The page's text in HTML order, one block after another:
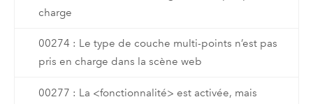
charge
00274 : Le type de couche multi-points n’est pas
pris en charge dans la scène web
00277 : La <fonctionnalité> est activée, mais